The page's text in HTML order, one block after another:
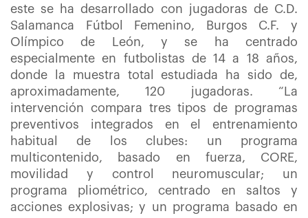
este se ha desarrollado con jugadoras de C.D.
Salamanca Fútbol Femenino, Burgos C.F. y
Olímpico de León, y se ha centrado
especialmente en futbolistas de 14 a 18 años,
donde la muestra total estudiada ha sido de,
aproximadamente, 120 jugadoras. “La
intervención compara tres tipos de programas
preventivos integrados en el entrenamiento
habitual de los clubes: un programa
multicontenido, basado en fuerza, CORE,
movilidad y control neuromuscular; un
programa pliométrico, centrado en saltos y
acciones explosivas; y un programa basado en